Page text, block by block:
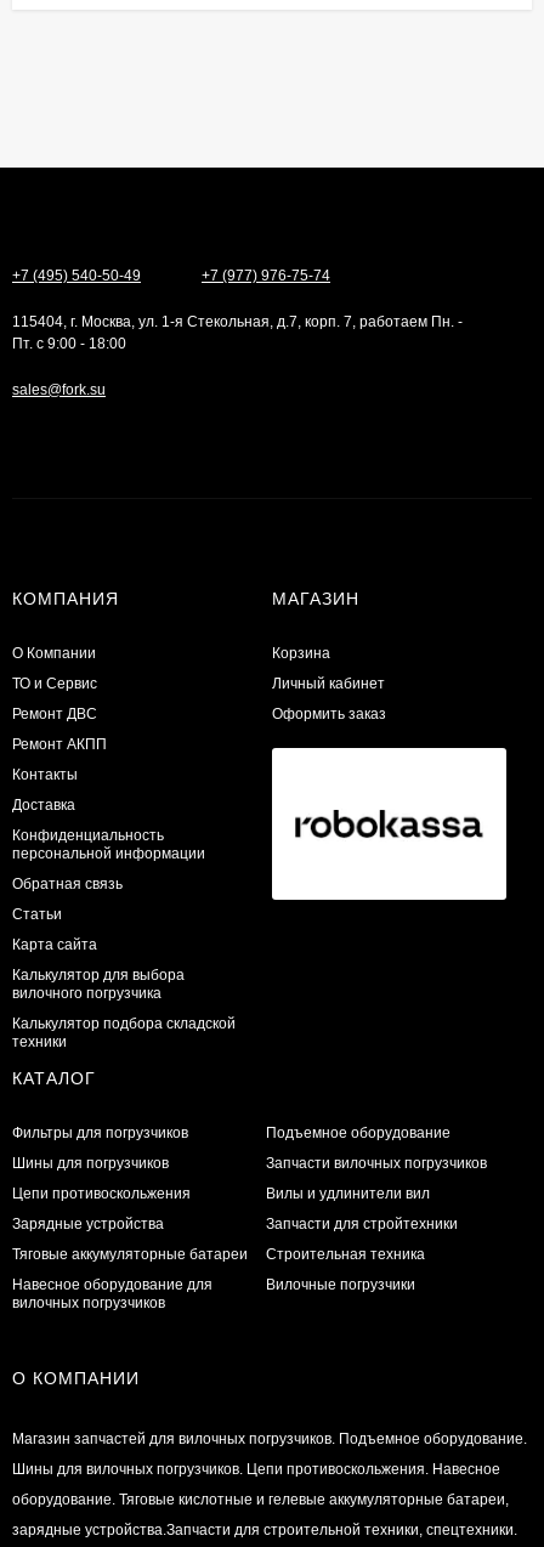
+7 (495) 540-50-49 +7 (977) 976-75-74
115404, г. Москва, ул. 1-я Стекольная, д.7, корп. 7, работаем Пн. -
Пт. с 9:00 - 18:00
sales@fork.su
КОМПАНИЯ
О Компании
ТО и Сервис
​Ремонт ДВС
Ремонт АКПП
Контакты
Доставка
Конфиденциальность
персональной информации
Обратная связь
Статьи
Карта сайта
Калькулятор для выбора
вилочного погрузчика
Калькулятор подбора складской
техники
МАГАЗИН
Корзина
Личный кабинет
Оформить заказ
КАТАЛОГ
Фильтры для погрузчиков
Шины для погрузчиков
Цепи противоскольжения
Зарядные устройства
Тяговые аккумуляторные батареи
Навесное оборудование для
вилочных погрузчиков
Подъемное оборудование
Запчасти вилочных погрузчиков
Вилы и удлинители вил
Запчасти для стройтехники
Строительная техника
Вилочные погрузчики
О КОМПАНИИ
Магазин запчастей для вилочных погрузчиков. Подъемное оборудование.
Шины для вилочных погрузчиков. Цепи противоскольжения. Навесное
оборудование. Тяговые кислотные и гелевые аккумуляторные батареи,
зарядные устройства.Запчасти для строительной техники, спецтехники.